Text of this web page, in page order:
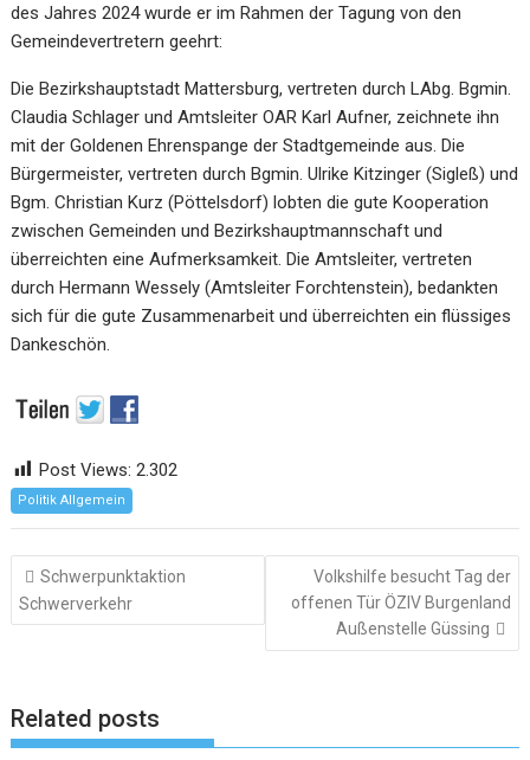
des Jahres 2024 wurde er im Rahmen der Tagung von den
Gemeindevertretern geehrt:
Die Bezirkshauptstadt Mattersburg, vertreten durch LAbg. Bgmin.
Claudia Schlager und Amtsleiter OAR Karl Aufner, zeichnete ihn
mit der Goldenen Ehrenspange der Stadtgemeinde aus. Die
Bürgermeister, vertreten durch Bgmin. Ulrike Kitzinger (Sigleß) und
Bgm. Christian Kurz (Pöttelsdorf) lobten die gute Kooperation
zwischen Gemeinden und Bezirkshauptmannschaft und
überreichten eine Aufmerksamkeit. Die Amtsleiter, vertreten
durch Hermann Wessely (Amtsleiter Forchtenstein), bedankten
sich für die gute Zusammenarbeit und überreichten ein flüssiges
Dankeschön.
Post Views: 2.302
Politik Allgemein
Beitragsnavigation
Schwerpunktaktion
Schwerverkehr
Volkshilfe besucht Tag der
offenen Tür ÖZIV Burgenland
Außenstelle Güssing
Related posts